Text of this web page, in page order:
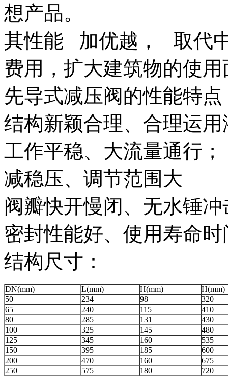
想产品。
其性能 加优越， 取代
费用，扩大建筑物的使用
先导式减压阀的性能特点
结构新颖合理、合理运
工作平稳、大流量通行；
减稳压、调节范围大
阀瓣快开慢闭、无水锤
密封性能好、使用寿命时
结构尺寸：
DN(mm) L(mm) H(mm)
H(mm)
50
234 98
320
65
240 115
410
80
285 131
430
100
325 145
480
125
345 160
535
150
395 185
600
200
470 160
675
250
575 180
720